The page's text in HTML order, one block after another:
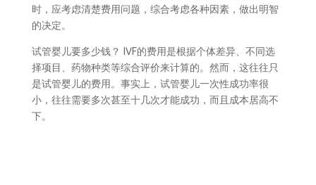
时，应考虑清楚费用问题，综合考虑各种因素，做出明智
的决定。
试管婴儿要多少钱？ IVF的费用是根据个体差异、不同选
择项目、药物种类等综合评价来计算的。然而，这往往只
是试管婴儿的费用。事实上，试管婴儿一次性成功率很
小，往往需要多次甚至十几次才能成功，而且成本居高不
下。